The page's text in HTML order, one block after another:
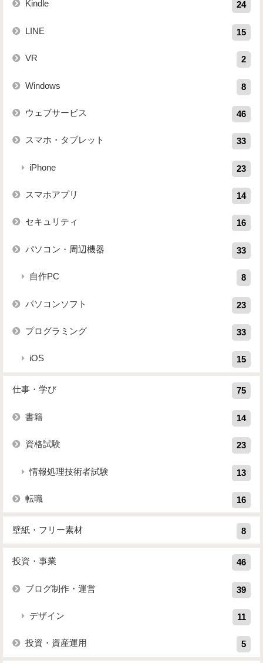
Kindle 24
LINE 15
VR 2
Windows 8
ウェブサービス 46
スマホ・タブレット 33
iPhone 23
スマホアプリ 14
セキュリティ 16
パソコン・周辺機器 33
自作PC 8
パソコンソフト 23
プログラミング 33
iOS 15
仕事・学び 75
書籍 14
資格試験 23
情報処理技術者試験 13
転職 16
壁紙・フリー素材 8
投資・事業 46
ブログ制作・運営 39
デザイン 11
投資・資産運用 5